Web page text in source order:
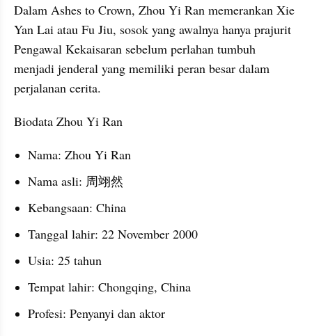
Dalam Ashes to Crown, Zhou Yi Ran memerankan Xie
Yan Lai atau Fu Jiu, sosok yang awalnya hanya prajurit
Pengawal Kekaisaran sebelum perlahan tumbuh
menjadi jenderal yang memiliki peran besar dalam
perjalanan cerita.
Biodata Zhou Yi Ran
Nama: Zhou Yi Ran
Nama asli: 周翊然
Kebangsaan: China
Tanggal lahir: 22 November 2000
Usia: 25 tahun
Tempat lahir: Chongqing, China
Profesi: Penyanyi dan aktor